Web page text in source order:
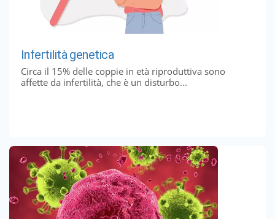
Infertilità genetica
Circa il 15% delle coppie in età riproduttiva sono
affette da infertilità, che è un disturbo...